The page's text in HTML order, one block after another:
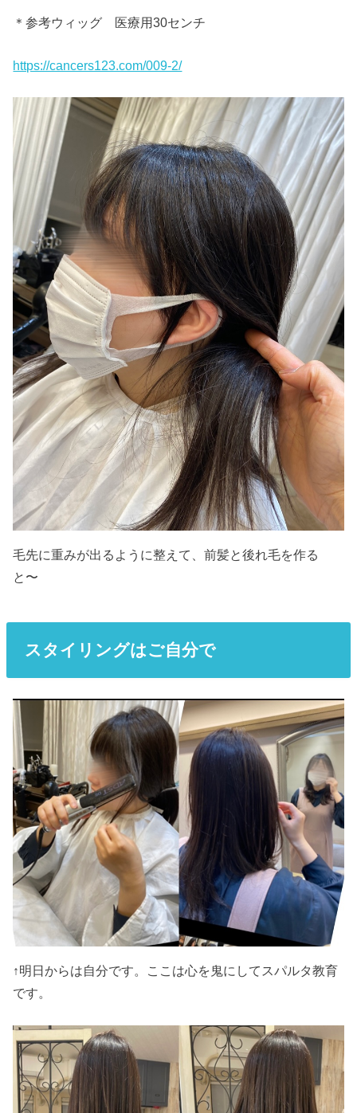
＊参考ウィッグ 医療用30センチ
https://cancers123.com/009-2/
毛先に重みが出るように整えて、前髪と後れ毛を作る
と〜
スタイリングはご自分で
↑明日からは自分です。ここは心を鬼にしてスパルタ教育
です。